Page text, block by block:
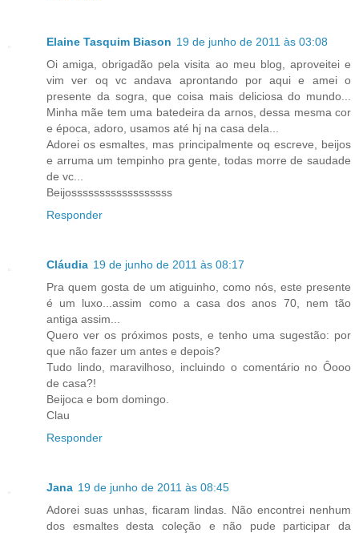
Elaine Tasquim Biason 19 de junho de 2011 às 03:08
Oi amiga, obrigadão pela visita ao meu blog, aproveitei e
vim ver oq vc andava aprontando por aqui e amei o
presente da sogra, que coisa mais deliciosa do mundo...
Minha mãe tem uma batedeira da arnos, dessa mesma cor
e época, adoro, usamos até hj na casa dela...
Adorei os esmaltes, mas principalmente oq escreve, beijos
e arruma um tempinho pra gente, todas morre de saudade
de vc...
Beijossssssssssssssssss
Responder
Cláudia 19 de junho de 2011 às 08:17
Pra quem gosta de um atiguinho, como nós, este presente
é um luxo...assim como a casa dos anos 70, nem tão
antiga assim...
Quero ver os próximos posts, e tenho uma sugestão: por
que não fazer um antes e depois?
Tudo lindo, maravilhoso, incluindo o comentário no Ôooo
de casa?!
Beijoca e bom domingo.
Clau
Responder
Jana 19 de junho de 2011 às 08:45
Adorei suas unhas, ficaram lindas. Não encontrei nenhum
dos esmaltes desta coleção e não pude participar da